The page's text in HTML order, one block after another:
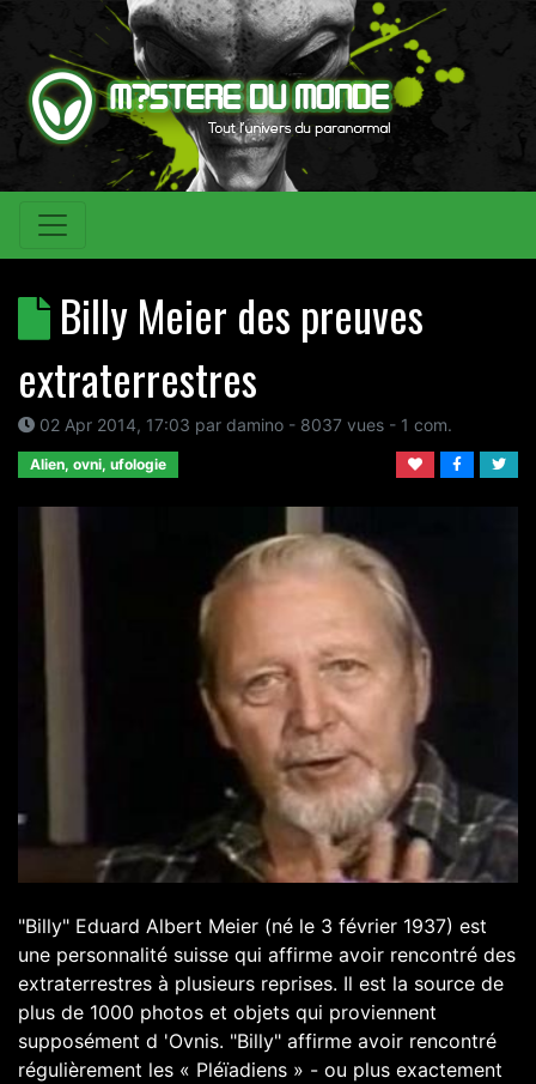
Billy Meier des preuves
extraterrestres
02 Apr 2014, 17:03 par damino - 8037 vues - 1 com.
Alien, ovni, ufologie
"Billy" Eduard Albert Meier (né le 3 février 1937) est
une personnalité suisse qui affirme avoir rencontré des
extraterrestres à plusieurs reprises. Il est la source de
plus de 1000 photos et objets qui proviennent
supposément d 'Ovnis. "Billy" affirme avoir rencontré
régulièrement les « Pléïadiens » - ou plus exactement